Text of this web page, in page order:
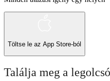
Töltse le az App Store-ból
Találja meg a